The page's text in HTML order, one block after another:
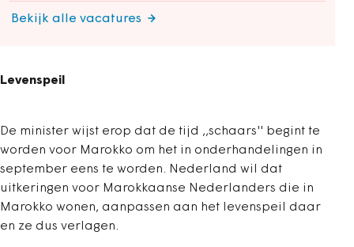
Bekijk alle vacatures
Levenspeil
De minister wijst erop dat de tijd ,,schaars'' begint te
worden voor Marokko om het in onderhandelingen in
september eens te worden. Nederland wil dat
uitkeringen voor Marokkaanse Nederlanders die in
Marokko wonen, aanpassen aan het levenspeil daar
en ze dus verlagen.